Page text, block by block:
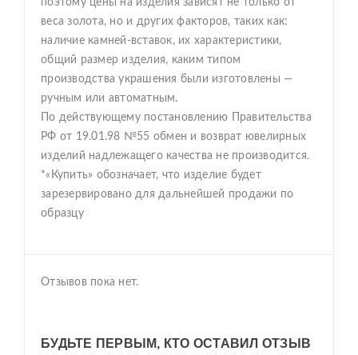
поэтому цены на изделия зависят не только от
веса золота, но и других факторов, таких как:
наличие камней-вставок, их характеристики,
общий размер изделия, каким типом
производства украшения были изготовлены —
ручным или автоматным.
По действующему постановлению Правительства
РФ от 19.01.98 №55 обмен и возврат ювелирных
изделий надлежащего качества не производится.
*«Купить» обозначает, что изделие будет
зарезервировано для дальнейшей продажи по
образцу
Отзывов пока нет.
БУДЬТЕ ПЕРВЫМ, КТО ОСТАВИЛ ОТЗЫВ